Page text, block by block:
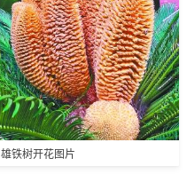
雄铁树开花图片